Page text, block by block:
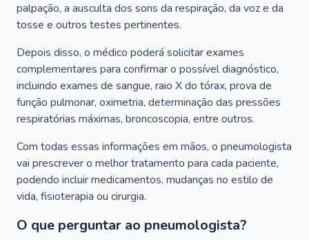
palpação, a ausculta dos sons da respiração, da voz e da
tosse e outros testes pertinentes.
Depois disso, o médico poderá solicitar exames
complementares para confirmar o possível diagnóstico,
incluindo exames de sangue, raio X do tórax, prova de
função pulmonar, oximetria, determinação das pressões
respiratórias máximas, broncoscopia, entre outros.
Com todas essas informações em mãos, o pneumologista
vai prescrever o melhor tratamento para cada paciente,
podendo incluir medicamentos, mudanças no estilo de
vida, fisioterapia ou cirurgia.
O que perguntar ao pneumologista?